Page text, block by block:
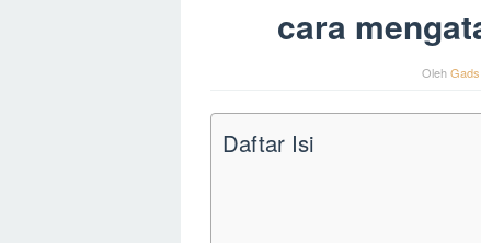
cara
Oleh
Daftar Isi